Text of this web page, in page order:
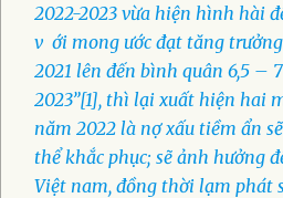
2022-2023 vừa hiện hình hài
v ới mong ước đạt tăng
2021 lên đến bình quân 6,5 –
2023”[1], thì lại xuất hiện hai
năm 2022 là nợ xấu tiềm ẩn
thể khắc phục; sẽ ảnh hưởng
Việt nam, đồng thời lạm phát